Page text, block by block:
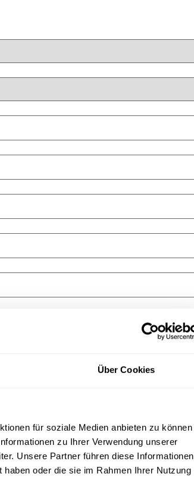
Über Cookies
für soziale Medien anbieten zu können
zu Ihrer Verwendung unserer
Unsere Partner führen diese Informationen
oder die sie im Rahmen Ihrer Nutzung